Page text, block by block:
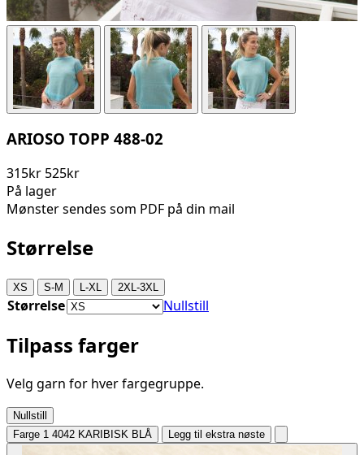
ARIOSO TOPP 488-02
315kr 525kr
På lager
Mønster sendes som PDF på din mail
Størrelse
XS S-M L-XL 2XL-3XL
Størrelse Nullstill
Tilpass farger
Velg garn for hver fargegruppe.
Nullstill
Farge 1 4042 KARIBISK BLÅ Legg til ekstra nøste